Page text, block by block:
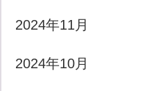
2024年11月
2024年10月